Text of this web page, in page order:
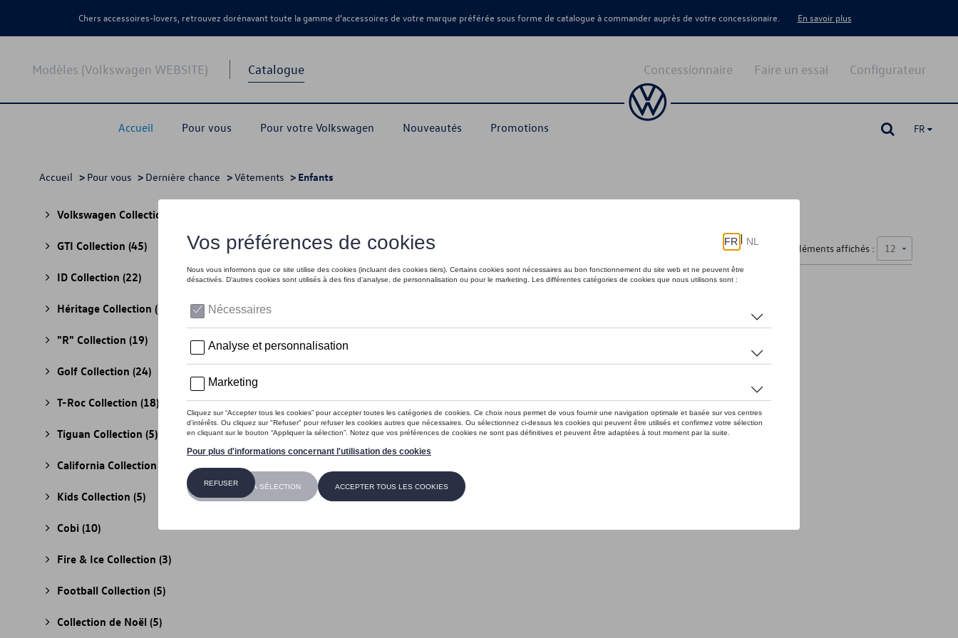
Chers accessoires-lovers, retrouvez dorénavant toute la gamme d’accessoires de votre marque préférée sous forme de catalogue à commander auprès de votre concessionaire. En savoir plus
Modèles (Volkswagen WEBSITE) Catalogue
Accueil Pour vous Pour votre Volkswagen Nouveautés Promotions
Configurateur
Faire un essai
Concessionnaire
FR
Accueil > Pour vous > Dernière chance >Vêtements > Enfants
Volkswagen Collection
GTI Collection (45)
ID Collection (22)
Héritage Collection (13)
"R" Collection (19)
Golf Collection (24)
T-Roc Collection (18)
Tiguan Collection (5)
California Collection
Kids Collection (5)
Cobi (10)
Fire & Ice Collection (3)
Football Collection (5)
Collection de Noël (5)
Nombre d'éléments affichés :